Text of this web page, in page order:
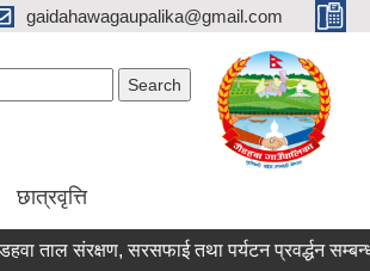
gaidahawagaupalika@gmail.com
छात्रवृत्ति
ताल संरक्षण, सरसफाई तथा पर्यटन प्रवर्द्धन सम्बन्धी